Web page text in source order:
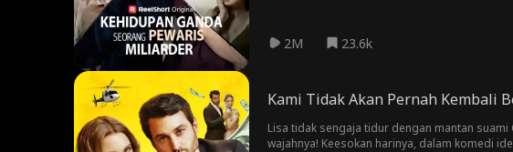
2M 23.6k
Kami Tidak Akan Pernah Kembali
Lisa tidak sengaja tidur dengan mantan
wajahnya! Keesokan harinya, dalam komedi